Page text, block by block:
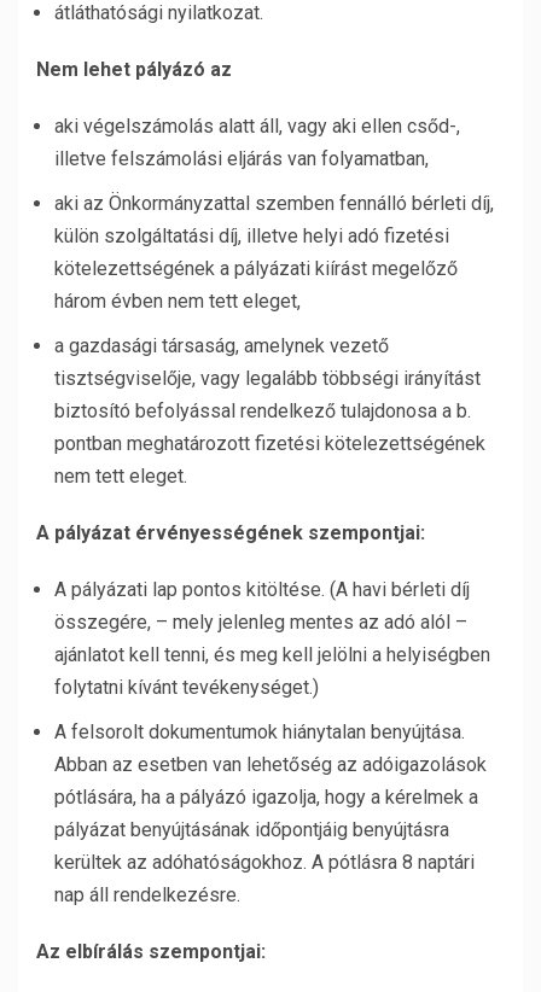
átláthatósági nyilatkozat.
Nem lehet pályázó az
aki végelszámolás alatt áll, vagy aki ellen csőd-,
illetve felszámolási eljárás van folyamatban,
aki az Önkormányzattal szemben fennálló bérleti díj,
külön szolgáltatási díj, illetve helyi adó fizetési
kötelezettségének a pályázati kiírást megelőző
három évben nem tett eleget,
a gazdasági társaság, amelynek vezető
tisztségviselője, vagy legalább többségi irányítást
biztosító befolyással rendelkező tulajdonosa a b.
pontban meghatározott fizetési kötelezettségének
nem tett eleget.
A pályázat érvényességének szempontjai:
A pályázati lap pontos kitöltése. (A havi bérleti díj
összegére, – mely jelenleg mentes az adó alól –
ajánlatot kell tenni, és meg kell jelölni a helyiségben
folytatni kívánt tevékenységet.)
A felsorolt dokumentumok hiánytalan benyújtása.
Abban az esetben van lehetőség az adóigazolások
pótlására, ha a pályázó igazolja, hogy a kérelmek a
pályázat benyújtásának időpontjáig benyújtásra
kerültek az adóhatóságokhoz. A pótlásra 8 naptári
nap áll rendelkezésre.
Az elbírálás szempontjai: